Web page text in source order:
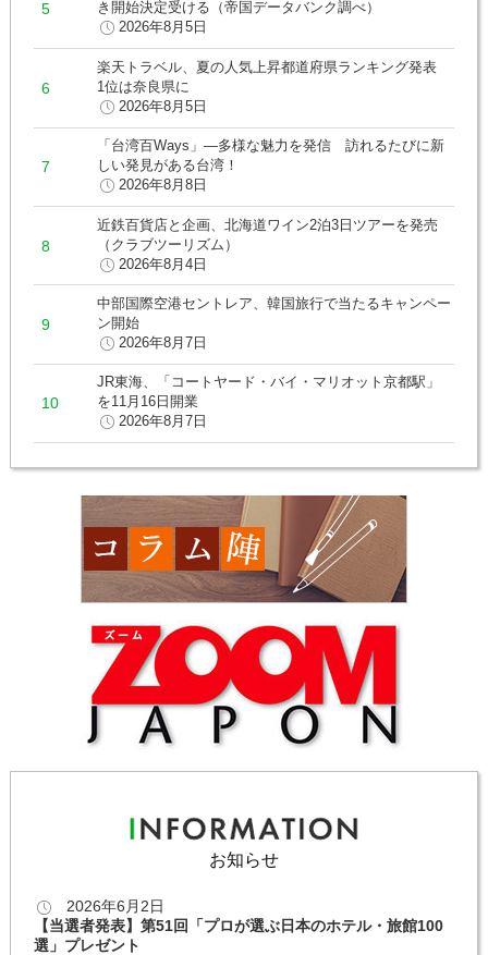
き開始決定受ける（帝国データバンク調べ）
2026年8月5日
楽天トラベル、夏の人気上昇都道府県ランキング発表
1位は奈良県に
2026年8月5日
「台湾百Ways」―多様な魅力を発信 訪れるたびに新
しい発見がある台湾！
2026年8月8日
近鉄百貨店と企画、北海道ワイン2泊3日ツアーを発売
（クラブツーリズム）
2026年8月4日
中部国際空港セントレア、韓国旅行で当たるキャンペー
ン開始
2026年8月7日
JR東海、「コートヤード・バイ・マリオット京都駅」
を11月16日開業
2026年8月7日
お知らせ
2026年6月2日
【当選者発表】第51回「プロが選ぶ日本のホテル・旅館100
選」プレゼント